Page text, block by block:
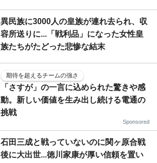
異民族に3000人の皇族が連れ去られ、収
容所送りに...「戦利品」になった女性皇
族たちがたどった悲惨な結末
期待を超えるチームの強さ
「さすが」の一言に込められた驚きや感
動。新しい価値を生み出し続ける電通の
挑戦
Sponsored
石田三成と戦っていないのに関ヶ原合戦
後に大出世...徳川家康が厚い信頼を置い